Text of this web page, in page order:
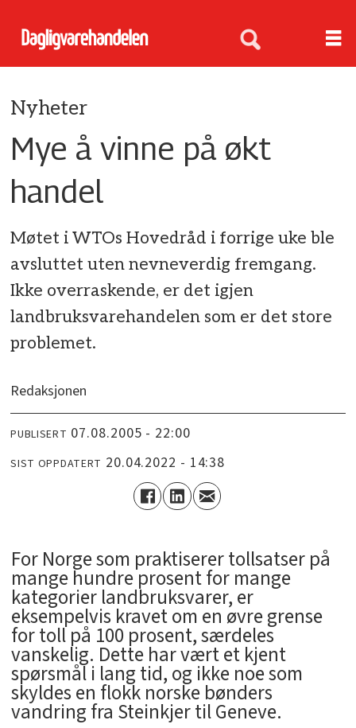
Nyheter
Mye å vinne på økt
handel
Møtet i WTOs Hovedråd i forrige uke ble
avsluttet uten nevneverdig fremgang.
Ikke overraskende, er det igjen
landbruksvarehandelen som er det store
problemet.
Redaksjonen
PUBLISERT 07.08.2005 - 22:00
SIST OPPDATERT 20.04.2022 - 14:38
For Norge som praktiserer tollsatser på
mange hundre prosent for mange
kategorier landbruksvarer, er
eksempelvis kravet om en øvre grense
for toll på 100 prosent, særdeles
vanskelig. Dette har vært et kjent
spørsmål i lang tid, og ikke noe som
skyldes en flokk norske bønders
vandring fra Steinkjer til Geneve.